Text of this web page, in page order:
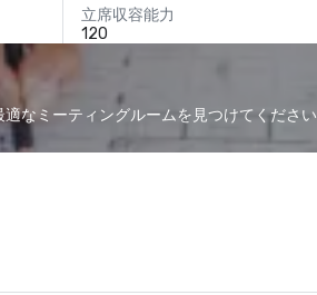
立席収容能力
120
なミーティングルームを見つけてください